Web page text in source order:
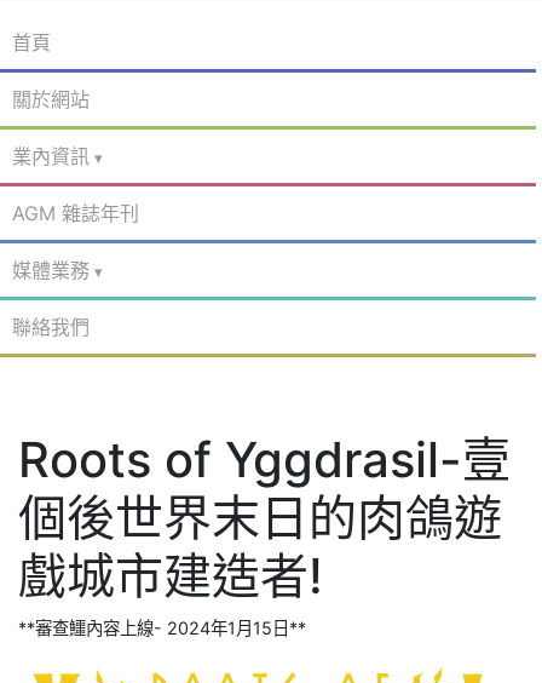
首頁
關於網站
業內資訊
AGM 雜誌年刊
媒體業務
聯絡我們
Roots of Yggdrasil-壹
個後世界末日的肉鴿遊
戲城市建造者!
**審查鱷內容上線- 2024年1月15日**